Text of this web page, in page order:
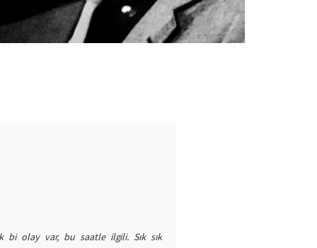
bi olay var, bu saatle ilgili. Sık sık